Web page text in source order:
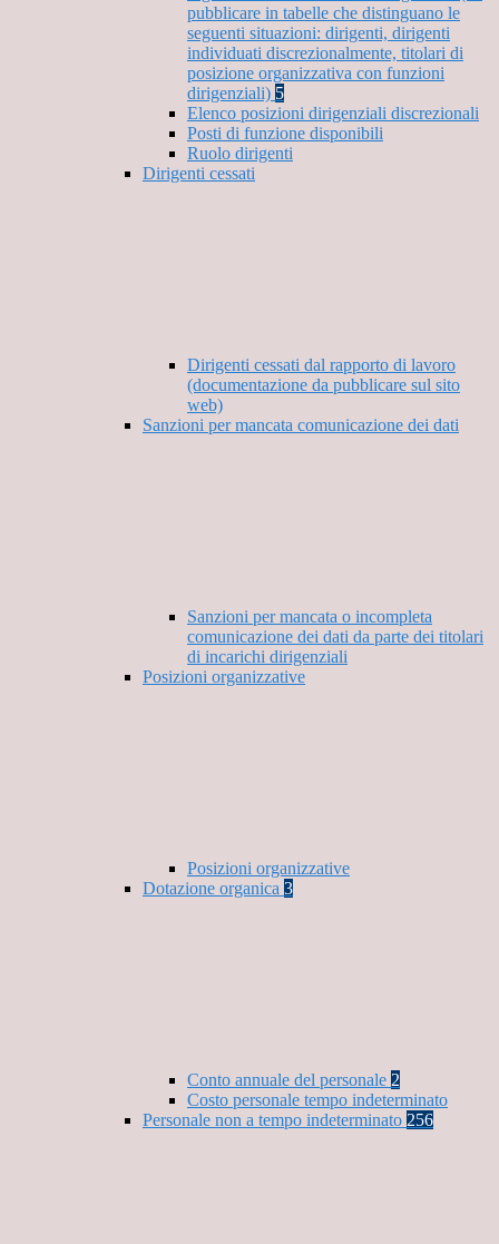
pubblicare in tabelle che distinguano le
seguenti situazioni: dirigenti, dirigenti
individuati discrezionalmente, titolari di
posizione organizzativa con funzioni
dirigenziali) 5
Elenco posizioni dirigenziali discrezionali
Posti di funzione disponibili
Ruolo dirigenti
Dirigenti cessati
Dirigenti cessati dal rapporto di lavoro
(documentazione da pubblicare sul sito
web)
Sanzioni per mancata comunicazione dei dati
Sanzioni per mancata o incompleta
comunicazione dei dati da parte dei titolari
di incarichi dirigenziali
Posizioni organizzative
Posizioni organizzative
Dotazione organica 3
Conto annuale del personale 2
Costo personale tempo indeterminato
Personale non a tempo indeterminato 256